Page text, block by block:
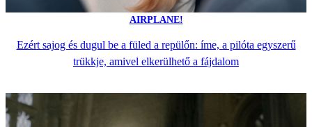
AIRPLANE!
Ezért sajog és dugul be a füled a repülőn: íme, a pilóta egyszerű
trükkje, amivel elkerülhető a fájdalom